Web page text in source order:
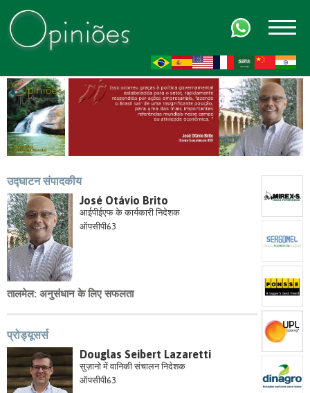
उद्घाटन संपादकीय
José Otávio Brito
आईपीईएफ के कार्यकारी निदेशक
ऑपसीपी63
तालमेल: अनुसंधान के लिए सफलता
प्रोड्यूसर्स
Douglas Seibert Lazaretti
सुज़ानो में वानिकी संचालन निदेशक
ऑपसीपी63